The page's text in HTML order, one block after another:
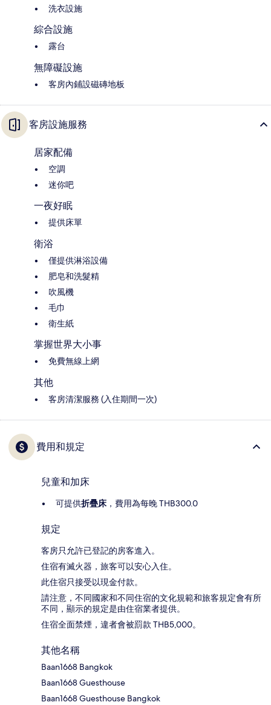
洗衣設施
綜合設施
露台
無障礙設施
客房內鋪設磁磚地板
客房設施服務
居家配備
空調
迷你吧
一夜好眠
提供床單
衛浴
僅提供淋浴設備
肥皂和洗髮精
吹風機
毛巾
衛生紙
掌握世界大小事
免費無線上網
其他
客房清潔服務 (入住期間一次)
費用和規定
兒童和加床
可提供折疊床 ，費用為每晚 THB300.0
規定
客房只允許已登記的房客進入。
住宿有滅火器，旅客可以安心入住。
此住宿只接受以現金付款。
請注意，不同國家和不同住宿的文化規範和旅客規定會有所
不同，顯示的規定是由住宿業者提供。
住宿全面禁煙，違者會被罰款 THB5,000。
其他名稱
Baan1668 Bangkok
Baan1668 Guesthouse
Baan1668 Guesthouse Bangkok